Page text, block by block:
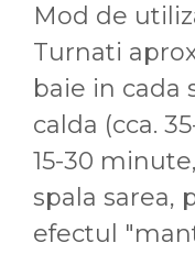
Mod de
Turnati
baie in cada
calda (cca.
15-30
spala sarea,
efectul